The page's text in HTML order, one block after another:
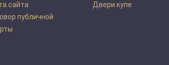
сайта
публичной
Двери купе